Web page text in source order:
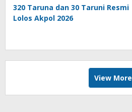
320 Taruna dan 30 Taruni Resmi
Lolos Akpol 2026
View More